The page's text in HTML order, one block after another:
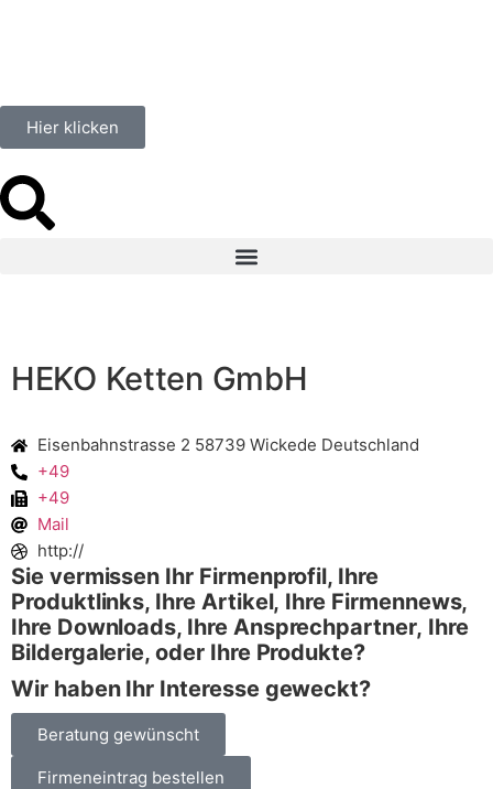
Hier klicken
HEKO Ketten GmbH
Eisenbahnstrasse 2 58739 Wickede Deutschland
+49
+49
Mail
http://
Sie vermissen Ihr Firmenprofil, Ihre
Produktlinks, Ihre Artikel, Ihre Firmennews,
Ihre Downloads, Ihre Ansprechpartner, Ihre
Bildergalerie, oder Ihre Produkte?
Wir haben Ihr Interesse geweckt?
Beratung gewünscht
Firmeneintrag bestellen